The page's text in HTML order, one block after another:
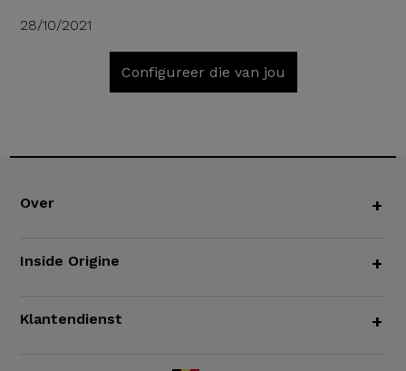
28/10/2021
Configureer die van jou
Over +
Inside Origine +
Klantendienst +